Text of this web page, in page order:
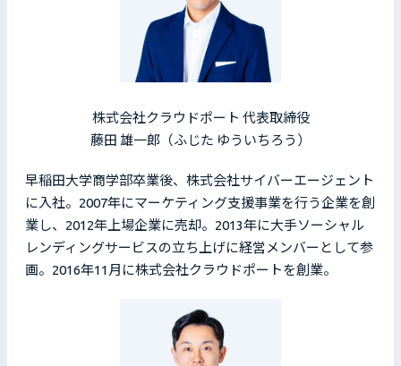
株式会社クラウドポート 代表取締役
藤田 雄一郎（ふじた ゆういちろう）
早稲田大学商学部卒業後、株式会社サイバーエージェント
に入社。2007年にマーケティング支援事業を行う企業を創
業し、2012年上場企業に売却。2013年に大手ソーシャル
レンディングサービスの立ち上げに経営メンバーとして参
画。2016年11月に株式会社クラウドポートを創業。